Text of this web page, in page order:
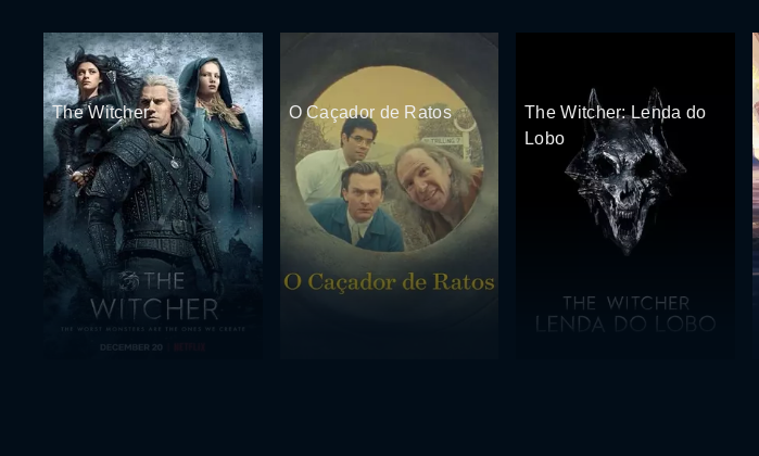
The Witcher O Caçador de Ratos
The Witcher: Lenda do
Lobo